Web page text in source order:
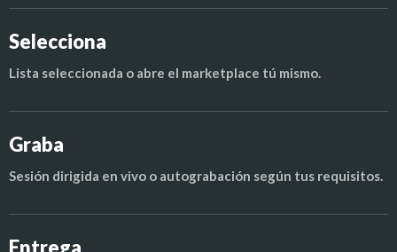
Selecciona
Lista seleccionada o abre el marketplace tú mismo.
Graba
Sesión dirigida en vivo o autograbación según tus requisitos.